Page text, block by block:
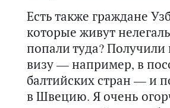
Есть также граждане
которые живут
попали туда?
визу — например, в
балтийских стран — и
в Швецию. Я очень